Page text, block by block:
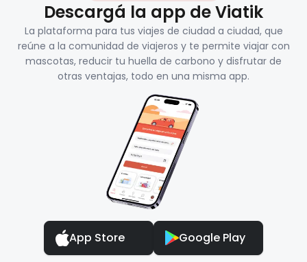
Descargá la app de Viatik
La plataforma para tus viajes de ciudad a ciudad, que
reúne a la comunidad de viajeros y te permite viajar con
mascotas, reducir tu huella de carbono y disfrutar de
otras ventajas, todo en una misma app.
App Store Google Play